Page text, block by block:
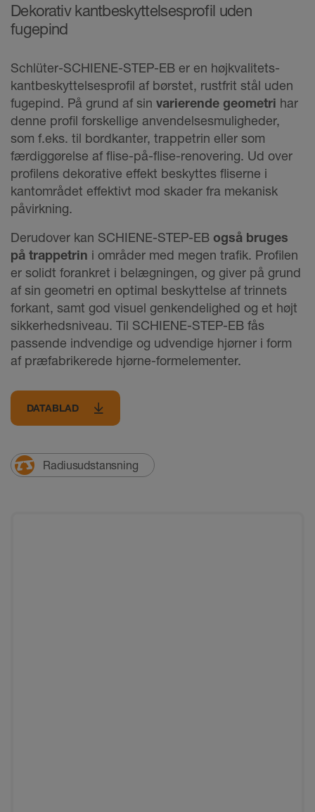
Dekorativ kantbeskyttelsesprofil uden
fugepind
Schlüter-SCHIENE-STEP-EB er en højkvalitets-
kantbeskyttelsesprofil af børstet, rustfrit stål uden
fugepind. På grund af sin varierende geometri har
denne profil forskellige anvendelsesmuligheder,
som f.eks. til bordkanter, trappetrin eller som
færdiggørelse af flise-på-flise-renovering. Ud over
profilens dekorative effekt beskyttes fliserne i
kantområdet effektivt mod skader fra mekanisk
påvirkning.
Derudover kan SCHIENE-STEP-EB også bruges
på trappetrin i områder med megen trafik. Profilen
er solidt forankret i belægningen, og giver på grund
af sin geometri en optimal beskyttelse af trinnets
forkant, samt god visuel genkendelighed og et højt
sikkerhedsniveau. Til SCHIENE-STEP-EB fås
passende indvendige og udvendige hjørner i form
af præfabrikerede hjørne-formelementer.
DATABLAD
Radiusudstansning